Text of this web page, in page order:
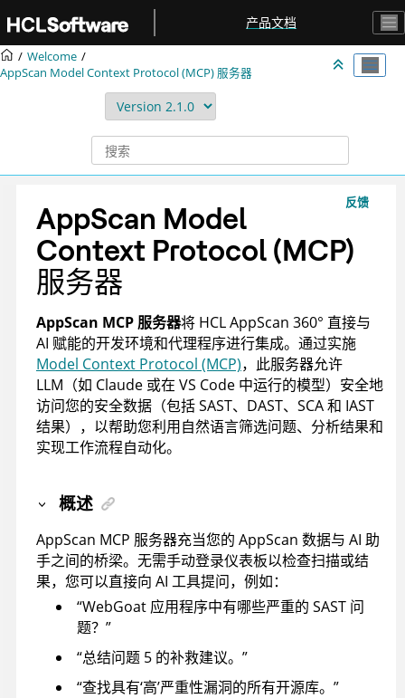
产品文档
Welcome
AppScan Model Context Protocol (MCP) 服务器
反馈
AppScan Model
Context Protocol (MCP)
服务器
AppScan MCP 服务器将 HCL AppScan 360° 直接与
AI 赋能的开发环境和代理程序进行集成。通过实施
Model Context Protocol (MCP)，此服务器允许
LLM（如 Claude 或在 VS Code 中运行的模型）安全地
访问您的安全数据（包括 SAST、DAST、SCA 和 IAST
结果），以帮助您利用自然语言筛选问题、分析结果和
实现工作流程自动化。
概述
AppScan MCP 服务器充当您的 AppScan 数据与 AI 助
手之间的桥梁。无需手动登录仪表板以检查扫描或结
果，您可以直接向 AI 工具提问，例如：
“WebGoat 应用程序中有哪些严重的 SAST 问
题？”
“总结问题 5 的补救建议。”
“查找具有‘高’严重性漏洞的所有开源库。”